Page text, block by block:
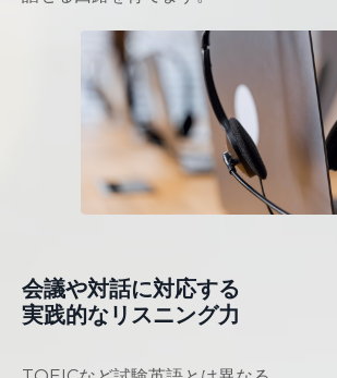
会議や対話に対応する
実践的なリスニング力